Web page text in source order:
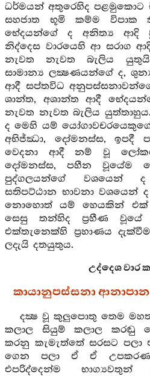
ධර්මයන් අතුරෙහිද
සහජාත භූමි කම්ම විපාක
භේදයන්ගේ ද අනිත්‍ය ආදි
නිද්දෙස වාරයෙහි ආ සරාග
නැවත නැවත බැලිය
සාමාන්‍ය ලක්‍ෂණයන්ගේ ද,
ආදී සප්තවිධ
ශාන්ත, අශාන්ත ආදී
නැවත නැවත බැලිය
ද මෙහි යම්
අභිජ්ඣා, දෝමනස්ස, ඉපදී
වෙදනා ආදී නම් වූ
දෝමනස්ස, පහීන වූයේම
පුද්ගලයන්ගේ වශයෙන්
සතිපට්ඨාන භාවනා වශයෙන්
නොහොත් යම් හෙයකින් එක්
සෙසු තන්හිද ප්‍රහීණ වූයේ
එක්තැනෙක්හි ප්‍රහාණය
ලදැයි දතයුතුය.
උද්දෙශ වාර
කායානුපස්සනා
දක්‍ෂ වූ කුලුපොතු තෙම
කලාල සියුම් කලාල කරඬු
කරනු කැමැත්තේ සරසට
ගෙන පලා ඒ ඒ
එපරිද්දෙන්ම